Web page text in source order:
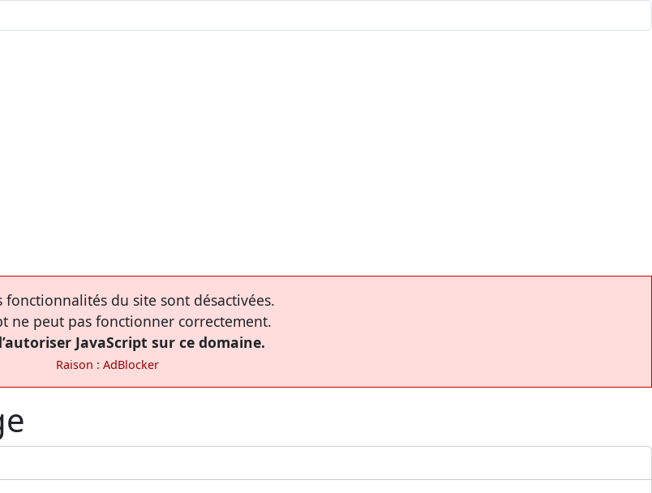
fonctionnalités du site sont désactivées.
ne peut pas fonctionner correctement.
JavaScript sur ce domaine.
Raison : AdBlocker